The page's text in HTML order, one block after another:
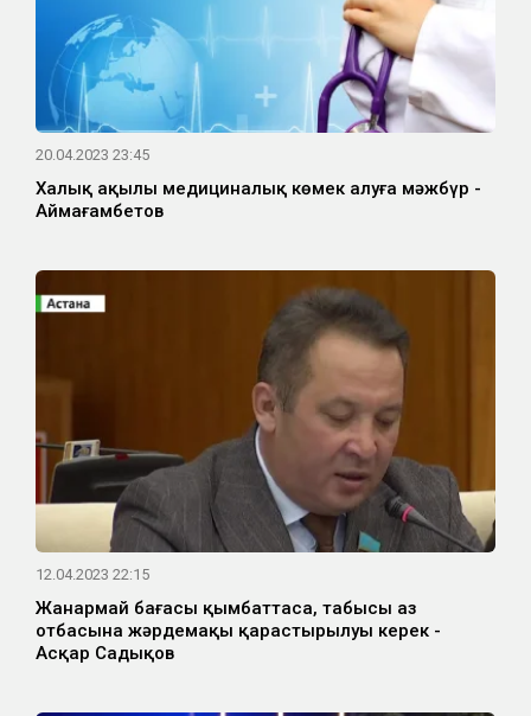
20.04.2023 23:45
Халық ақылы медициналық көмек алуға мәжбүр -
Аймағамбетов
12.04.2023 22:15
Жанармай бағасы қымбаттаса, табысы аз
отбасына жәрдемақы қарастырылуы керек -
Асқар Садықов